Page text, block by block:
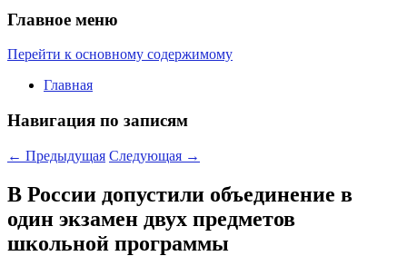
Главное меню
Перейти к основному содержимому
Главная
Навигация по записям
← Предыдущая Следующая →
В России допустили объединение в
один экзамен двух предметов
школьной программы